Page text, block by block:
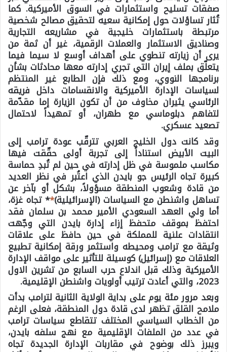
صفقات تسليح واستثمارات في السوق الأميركية. كما
تُثار تساؤلات حول إمكانية سعيه لتحقيق مصالح شخصية
مرتبطة باستثمارات خليجية في مشاريعه التجارية
وصناديق الاستثمار والعملات الرقمية، غير أن ثمة من
يرى أن زيارته تنطوي على أهداف أوسع لا سيما فيما
يتعلّق بملف إيران التي تجري إدارته معها محادثات بشأن
برنامجها النووي، ومع ذلك فإن الطابع غير المنتظم
لسياسات الإدارة الأميركية والانقسامات داخل فريقه
الرئاسي يثيران مخاوف من أن تكون الزيارة إما مقدّمة
لتفاهم دبلوماسي مع طهران، أو تمهيداً لاحتمال
تصعيد عسكري.
وقد كانت دول الخليج العربي تترقّب عودة ترامب إلى
البيت الأبيض استناداً إلى تجربة أولى حقّقت فيها
مكاسب ملموسة في ظل إدارته في حين لم تُبدِ حماسة
كبيرة تجاه الرئيس جو بايدن الذي اعتُبر في نظر العديد
من قادة وشعوب المنطقة مسؤولاً، بشكل أو بآخر عن
تساهل واشنطن مع السياسات (الإسرائيلية)** تجاه غزة،
أما ولي العهد السعودي الأمير محمد بن سلمان فقد
احتفظ بموقف متحفظ إزاء إدارة بايدن التي وجّهت
انتقادات علنية للمملكة في حين حافظ على علاقات
وثيقة مع ترامب ومحيطه واستثمر ورقة إمكانية تطبيع
العلاقات مع (إسرائيل) كوسيلة للتأثير على مواقف الإدارة
الأميركية وذلك قبل اندلاع حرب السابع من تشرين الاول
2023، والتي أعادت ترتيب أولويات واشنطن الإقليمية.
وبعد مرور مئة يوم على بداية الولاية الثانية لترامب بدأت
ملامح القلق تظهر لدى قادة دول المنطقة، فعلى الرغم
من الخطاب السياسي المختلف تتقاطع سياسات ترامب
في عدد من الملفات الإقليمية مع نهج سلفه بايدن،
ويبرز ذلك بوضوح في مقاربات الإدارة الجديدة تجاه